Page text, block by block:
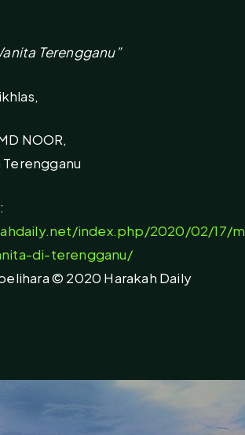
Terengganu”
NOOR,
Terengganu
index.php/2020/02/17/
di-terengganu/
© 2020 Harakah Daily